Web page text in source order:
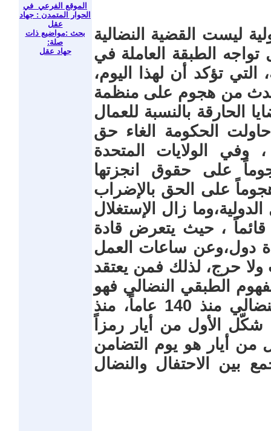
الموقع الفرعي في
الحوار المتمدن : جهاد
عقل
بحث :مواضيع ذات
صلة:
جهاد عقل
ليست القضية النضالية
تواجه الطبقة العاملة في
التي تؤكد أن لهذا اليوم،
من هجوم على منظمة
الحارقة بالنسبة للعمال
الحكومة الغاء حق
وفي الولايات المتحدة
على حقوق انجزتها
هجوماً على الحق بالإضراب
زال الإستغلال
قائماً ، حيث يتعرض قادة
دول،وعن ساعات العمل
حرج، لذلك فمن يعتقد
الطبقي النضالي فهو
واهم ،فإن الأول من أيارهو يومنا النضالي منذ 140 عاماً، منذ
عام 1886، فقد شكّل الأول من أيار رمزاً
من أيار هو يوم التضامن
بين الاحتفال والنضال